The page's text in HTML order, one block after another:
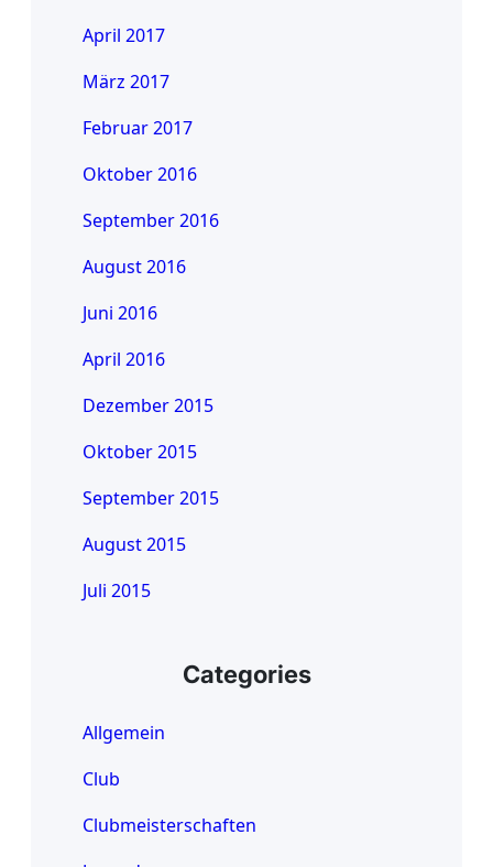
April 2017
März 2017
Februar 2017
Oktober 2016
September 2016
August 2016
Juni 2016
April 2016
Dezember 2015
Oktober 2015
September 2015
August 2015
Juli 2015
Categories
Allgemein
Club
Clubmeisterschaften